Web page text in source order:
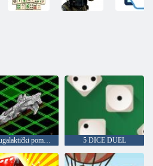
Međugalaktički pomorske bitke 5 DICE DUEL